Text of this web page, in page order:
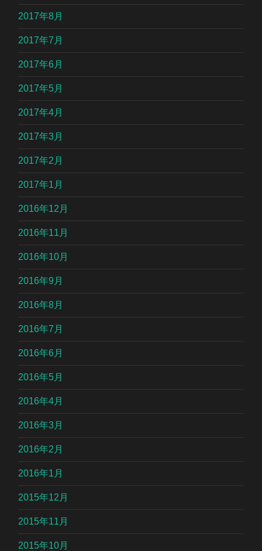
2017年8月
2017年7月
2017年6月
2017年5月
2017年4月
2017年3月
2017年2月
2017年1月
2016年12月
2016年11月
2016年10月
2016年9月
2016年8月
2016年7月
2016年6月
2016年5月
2016年4月
2016年3月
2016年2月
2016年1月
2015年12月
2015年11月
2015年10月